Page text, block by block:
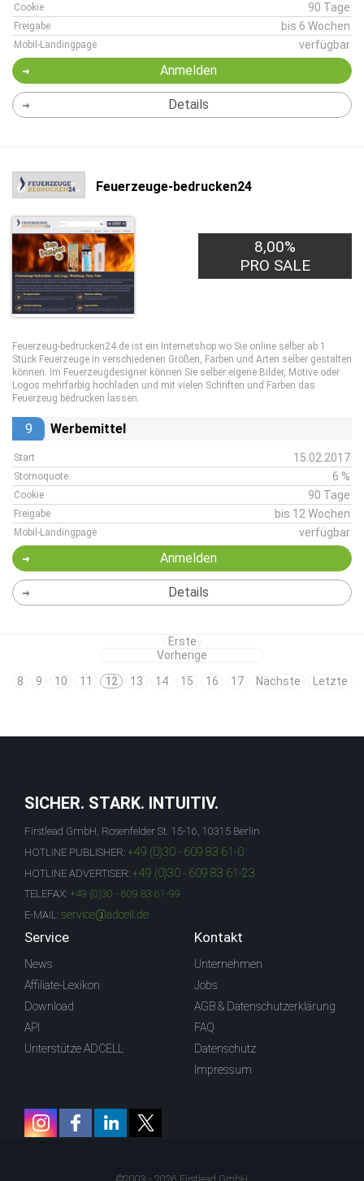
Cookie 90 Tage
Freigabe bis 6 Wochen
Mobil-Landingpage verfügbar
Anmelden
Details
Feuerzeuge-bedrucken24
8,00%
PRO SALE
Feuerzeug-bedrucken24.de ist ein Internetshop wo Sie online selber ab 1
Stück Feuerzeuge in verschiedenen Größen, Farben und Arten selber gestalten
können. Im Feuerzeugdesigner können Sie selber eigene Bilder, Motive oder
Logos mehrfarbig hochladen und mit vielen Schriften und Farben das
Feuerzeug bedrucken lassen.
9 Werbemittel
Start 15.02.2017
Stornoquote 6 %
Cookie 90 Tage
Freigabe bis 12 Wochen
Mobil-Landingpage verfügbar
Anmelden
Details
Erste
Vorherige
8
9 10 11 12 13 14 15 16 17 Nächste Letzte
SICHER. STARK. INTUITIV.
Firstlead GmbH, Rosenfelder St. 15-16, 10315 Berlin
HOTLINE PUBLISHER: +49 (0)30 - 609 83 61-0
HOTLINE ADVERTISER: +49 (0)30 - 609 83 61-23
TELEFAX: +49 (0)30 - 609 83 61-99
E-MAIL: service@adcell.de
Service
News
Affiliate-Lexikon
Download
API
Unterstütze ADCELL
Kontakt
Unternehmen
Jobs
AGB & Datenschutzerklärung
FAQ
Datenschutz
Impressum